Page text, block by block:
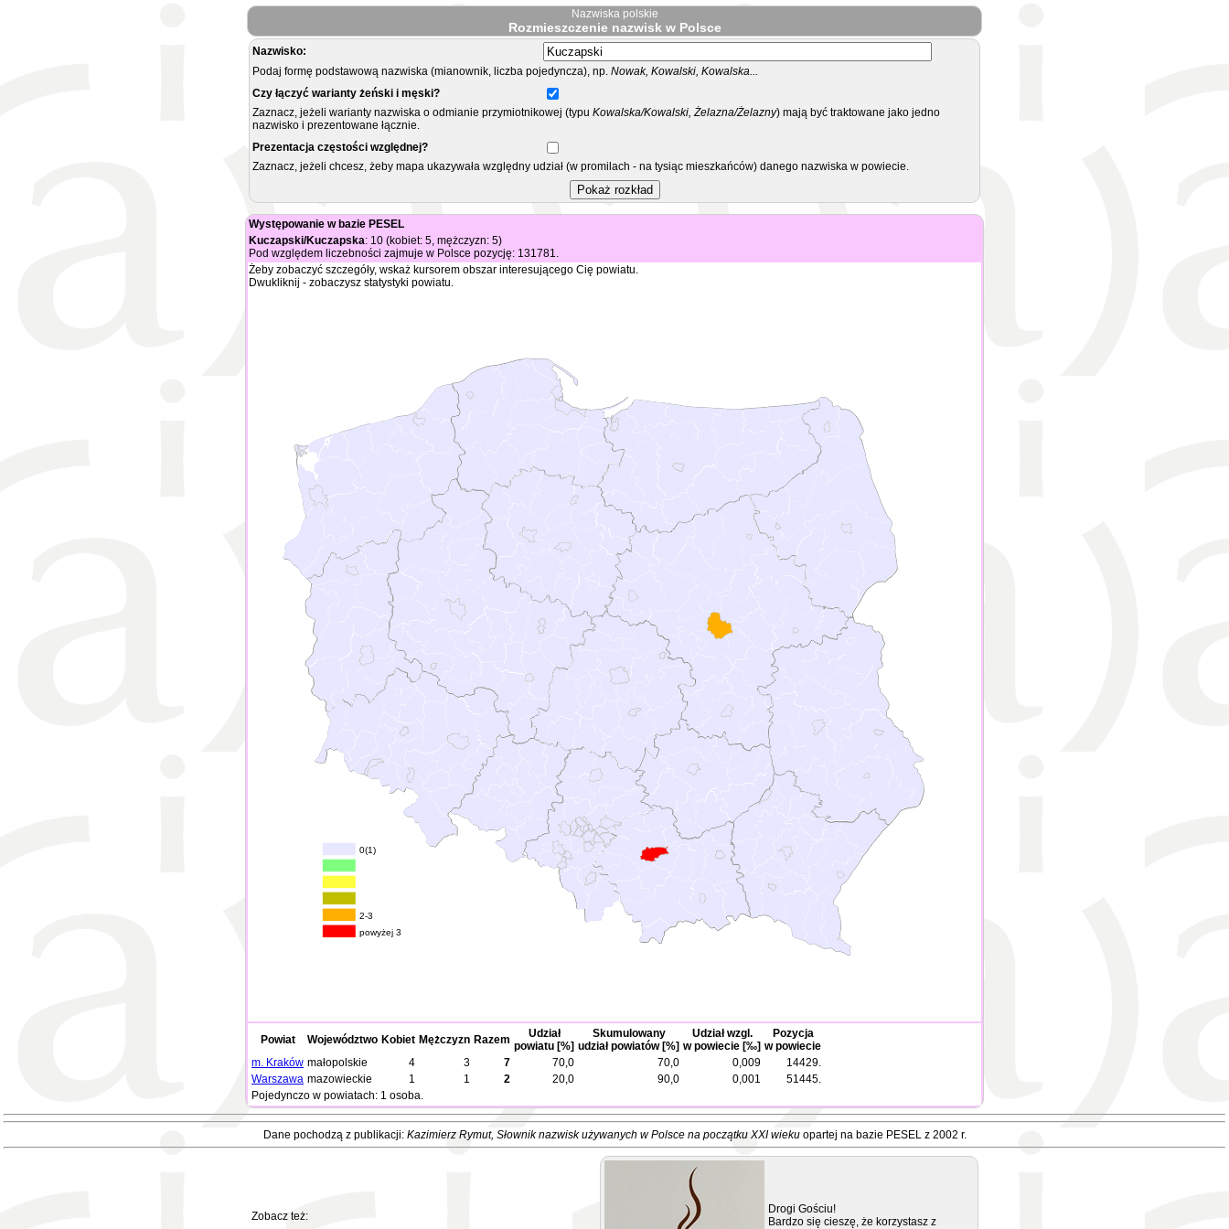
Nazwiska polskie
Rozmieszczenie nazwisk w Polsce
Nazwisko:
Podaj formę podstawową nazwiska (mianownik, liczba pojedyncza), np. Nowak, Kowalski, Kowalska...
Czy łączyć warianty żeński i męski?
Zaznacz, jeżeli warianty nazwiska o odmianie przymiotnikowej (typu Kowalska/Kowalski, Żelazna/Żelazny) mają być traktowane jako jedno
nazwisko i prezentowane łącznie.
Prezentacja częstości względnej?
Zaznacz, jeżeli chcesz, żeby mapa ukazywała względny udział (w promilach - na tysiąc mieszkańców) danego nazwiska w powiecie.
Występowanie w bazie PESEL
Kuczapski/Kuczapska: 10 (kobiet: 5, mężczyzn: 5)
Pod względem liczebności zajmuje w Polsce pozycję: 131781.
Żeby zobaczyć szczegóły, wskaż kursorem obszar interesującego Cię powiatu.
Dwukliknij - zobaczysz statystyki powiatu.
0(1)
2-3
powyżej 3
Powiat Województwo Kobiet Mężczyzn Razem
Udział
powiatu [%]
Skumulowany
udział powiatów [%]
Udział wzgl.
w powiecie [‰]
Pozycja
w powiecie
m. Kraków małopolskie 4 3 7 70,0 70,0 0,009
14429.
Warszawa mazowieckie 1 1 2 20,0 90,0 0,001
51445.
Pojedynczo w powiatach: 1 osoba.
Dane pochodzą z publikacji: Kazimierz Rymut, Słownik nazwisk używanych w Polsce na początku XXI wiekuopartej na bazie PESEL z 2002 r.
Zobacz też:
Drogi Gościu!
Bardzo się cieszę, że korzystasz z